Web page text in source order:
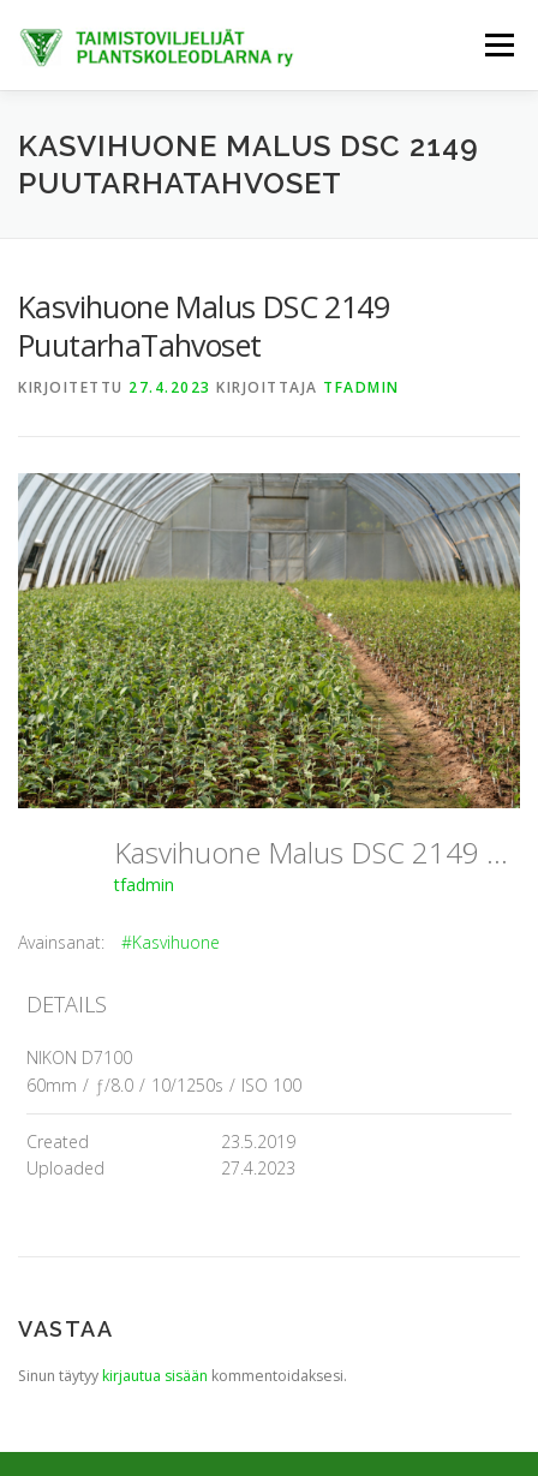
sisältöön
Valikko
ETUSIVU TIETOA MEISTÄ AJANKOHTAISTA
TRENDIKASVIT EXTRANET
KASVIHUONE MALUS DSC 2149
PUUTARHATAHVOSET
Kasvihuone Malus DSC 2149
PuutarhaTahvoset
KIRJOITETTU 27.4.2023 KIRJOITTAJA TFADMIN
Kasvihuone Malus DSC 2149 PuutarhaTahvoset
tfadmin
Avainsanat: #Kasvihuone
DETAILS
NIKON D7100
60mm / ƒ/8.0 / 10/1250s / ISO 100
Created
23.5.2019
Uploaded
27.4.2023
VASTAA
Sinun täytyykirjautua sisään kommentoidaksesi.